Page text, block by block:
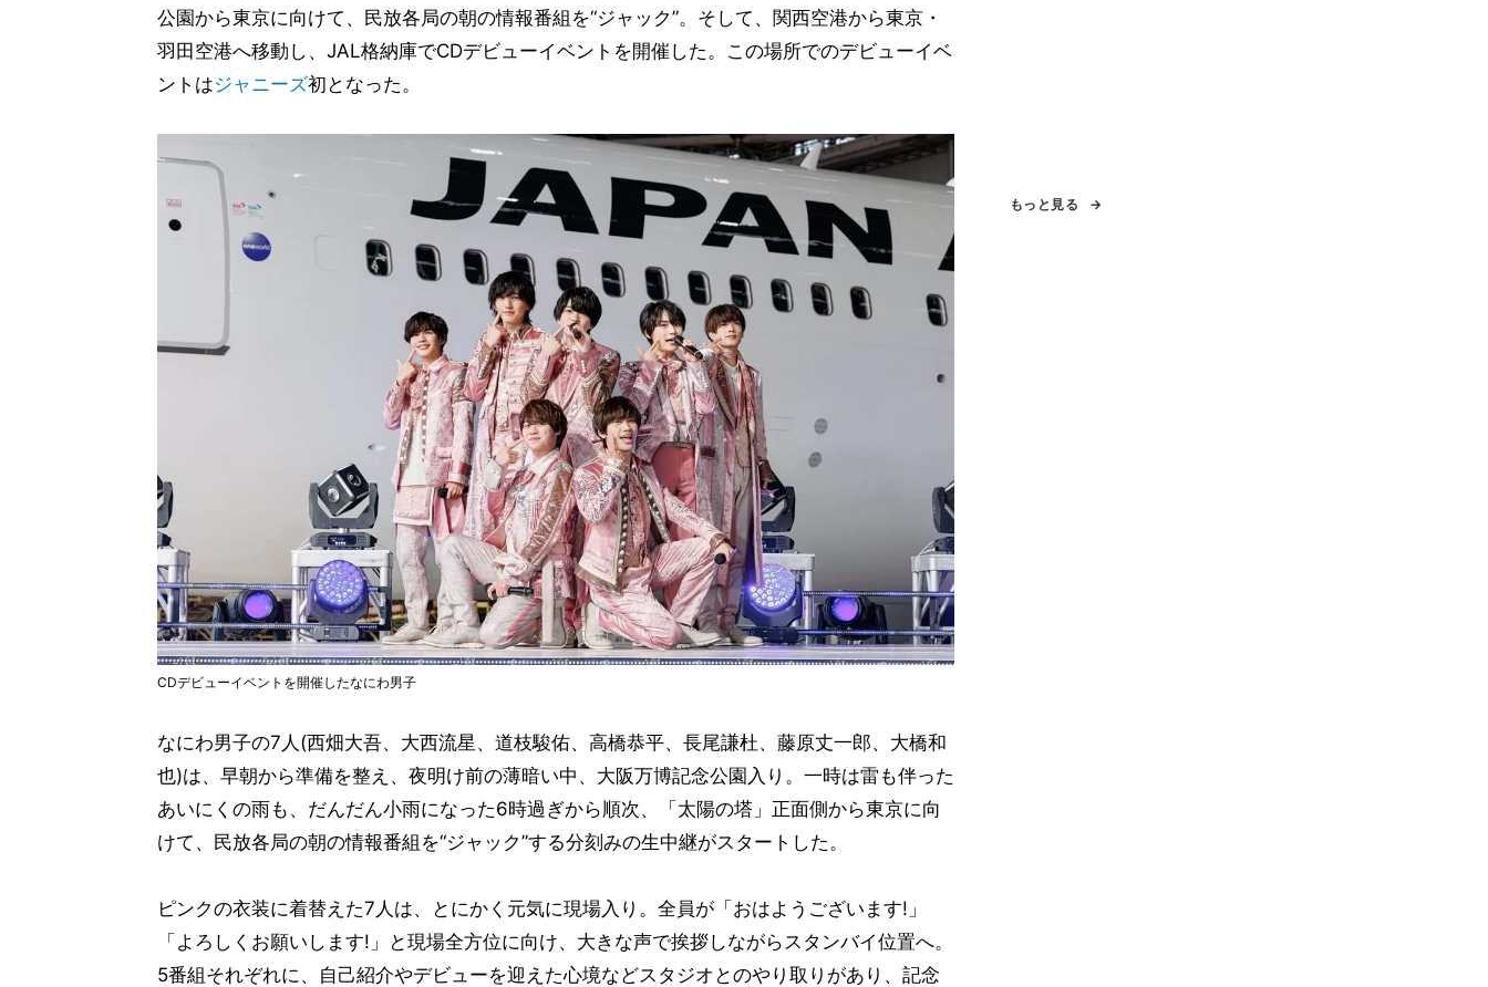
公園から東京に向けて、民放各局の朝の情報番組を“ジャック”。そして、関西空港から東京・
羽田空港へ移動し、JAL格納庫でCDデビューイベントを開催した。この場所でのデビューイベ
ントはジャニーズ初となった。
CDデビューイベントを開催したなにわ男子
なにわ男子の7人(西畑大吾、大西流星、道枝駿佑、高橋恭平、長尾謙杜、藤原丈一郎、大橋和
也)は、早朝から準備を整え、夜明け前の薄暗い中、大阪万博記念公園入り。一時は雷も伴った
あいにくの雨も、だんだん小雨になった6時過ぎから順次、「太陽の塔」正面側から東京に向
けて、民放各局の朝の情報番組を“ジャック”する分刻みの生中継がスタートした。
ピンクの衣装に着替えた7人は、とにかく元気に現場入り。全員が「おはようございます!」
「よろしくお願いします!」と現場全方位に向け、大きな声で挨拶しながらスタンバイ位置へ。
5番組それぞれに、自己紹介やデビューを迎えた心境などスタジオとのやり取りがあり、記念
もっと見る